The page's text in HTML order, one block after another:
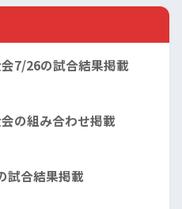
7/26の試合結果掲載
の組み合わせ掲載
試合結果掲載